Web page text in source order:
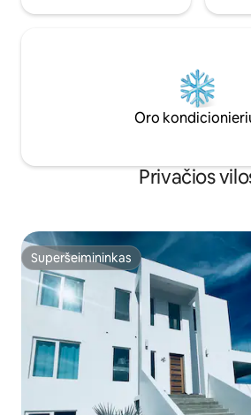
Oro
Privačios
Superšeimininkas
Superšeimininkas